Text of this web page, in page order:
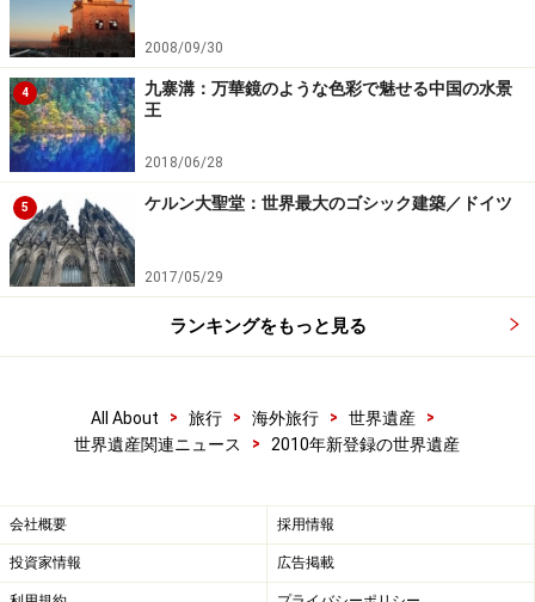
2008/09/30
4
九寨溝：万華鏡のような色彩で魅せる中国の水景
王
2018/06/28
5 ケルン大聖堂：世界最大のゴシック建築／ドイツ
2017/05/29
ランキングをもっと見る
All About > 旅行 > 海外旅行 > 世界遺産
>
世界遺産関連ニュース
> 2010年新登録の世界遺産
会社概要 採用情報
投資家情報 広告掲載